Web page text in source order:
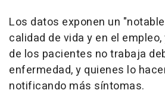
Los datos exponen un
calidad de vida y en el
de los pacientes no trabaja
enfermedad, y quienes lo
notificando más síntomas.